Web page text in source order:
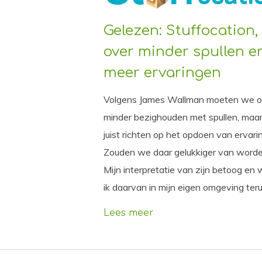
Gelezen: Stuffocation,
over minder spullen
meer ervaringen
Volgens James Wallman moeten we
minder bezighouden met spullen,
juist richten op het opdoen van
Zouden we daar gelukkiger van
Mijn interpretatie van zijn betoog en
ik daarvan in mijn eigen omgeving
Lees meer